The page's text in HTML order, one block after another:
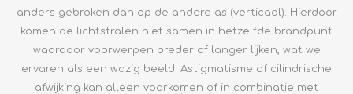
anders gebroken dan op de andere as (verticaal). Hierdoor
komen de lichtstralen niet samen in hetzelfde brandpunt
waardoor voorwerpen breder of langer lijken, wat we
ervaren als een wazig beeld. Astigmatisme of cilindrische
afwijking kan alleen voorkomen of in combinatie met